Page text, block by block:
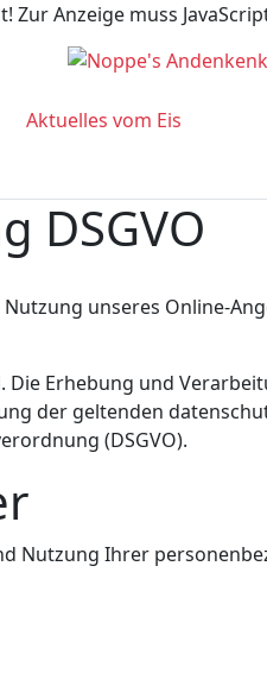
Zur Anzeige muss
Aktuelles vom Eis
DSGVO
unseres Online-
Die Erhebung und
der geltenden
(DSGVO).
Nutzung Ihrer